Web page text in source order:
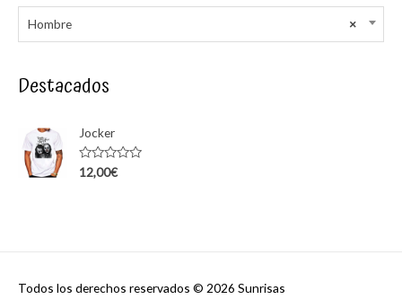
×
Hombre
Destacados
Jocker
Rated
12,00€
Todos los derechos reservados © 2026 Sunrisas